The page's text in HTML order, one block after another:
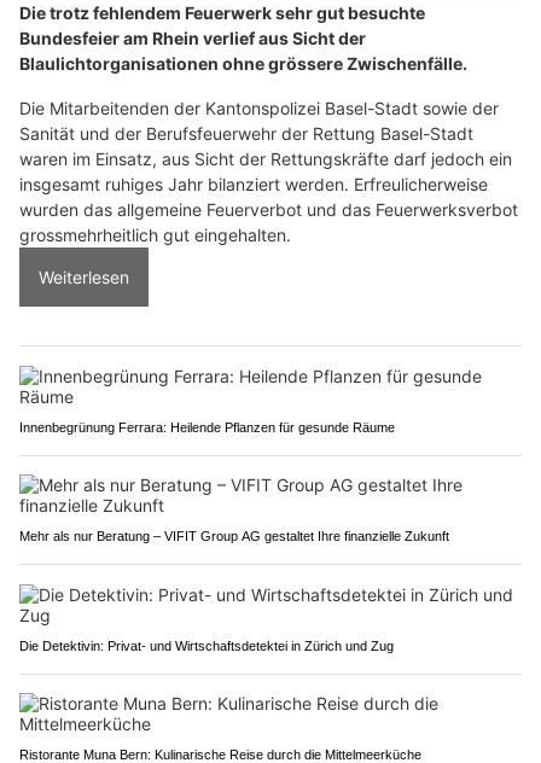
Die trotz fehlendem Feuerwerk sehr gut besuchte
Bundesfeier am Rhein verlief aus Sicht der
Blaulichtorganisationen ohne grössere Zwischenfälle.
Die Mitarbeitenden der Kantonspolizei Basel-Stadt sowie der
Sanität und der Berufsfeuerwehr der Rettung Basel-Stadt
waren im Einsatz, aus Sicht der Rettungskräfte darf jedoch ein
insgesamt ruhiges Jahr bilanziert werden. Erfreulicherweise
wurden das allgemeine Feuerverbot und das Feuerwerksverbot
grossmehrheitlich gut eingehalten.
Weiterlesen
Innenbegrünung Ferrara: Heilende Pflanzen für gesunde Räume
Mehr als nur Beratung – VIFIT Group AG gestaltet Ihre finanzielle Zukunft
Die Detektivin: Privat- und Wirtschaftsdetektei in Zürich und Zug
Ristorante Muna Bern: Kulinarische Reise durch die Mittelmeerküche